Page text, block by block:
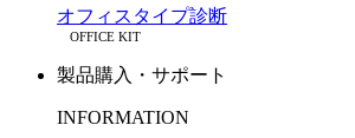
オフィスタイプ診断
OFFICE KIT
製品購入・サポート
INFORMATION